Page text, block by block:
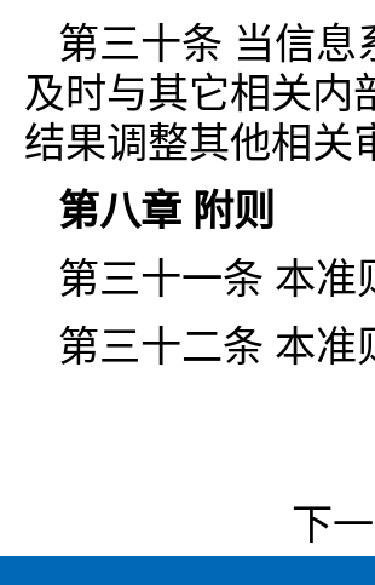
第三十条 当信息
及时与其它相关内
结果调整其他相关
第八章 附则
第三十一条 本准
第三十二条 本准
下一